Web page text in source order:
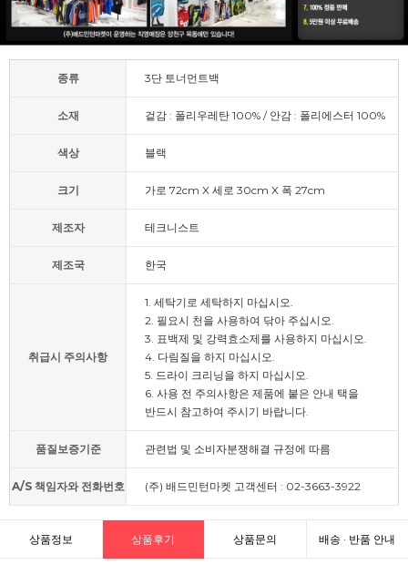
종류 3단 토너먼트백
소재 겉감 : 폴리우레탄 100% / 안감 : 폴리에스터 100%
색상 블랙
크기 가로 72cm X 세로 30cm X 폭 27cm
제조자 테크니스트
제조국 한국
취급시 주의사항
1. 세탁기로 세탁하지 마십시오.
2. 필요시 천을 사용하여 닦아 주십시오.
3. 표백제 및 강력효소제를 사용하지 마십시오.
4. 다림질을 하지 마십시오.
5. 드라이 크리닝을 하지 마십시오.
6. 사용 전 주의사항은 제품에 붙은 안내 택을
반드시 참고하여 주시기 바랍니다.
품질보증기준 관련법 및 소비자분쟁해결 규정에 따름
A/S 책임자와 전화번호 (주) 배드민턴마켓 고객센터 : 02-3663-3922
상품정보 상품후기 상품문의 배송 · 반품 안내